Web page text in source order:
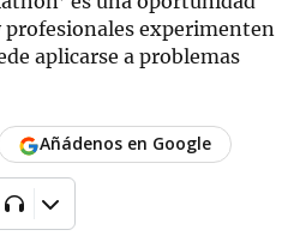
profesionales experimenten
aplicarse a problemas
Añádenos en Google